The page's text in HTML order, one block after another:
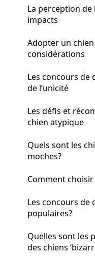
La perception de
impacts
Adopter un
considérations
Les concours de
de l’unicité
Les défis et
chien atypique
Quels sont les
moches?
Comment
Les concours de
populaires?
Quelles sont les
des chiens